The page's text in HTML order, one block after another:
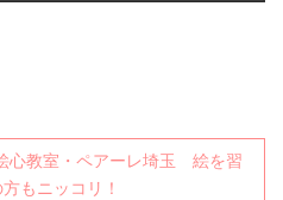
心教室・ペアーレ埼玉 絵を習
もニッコリ！